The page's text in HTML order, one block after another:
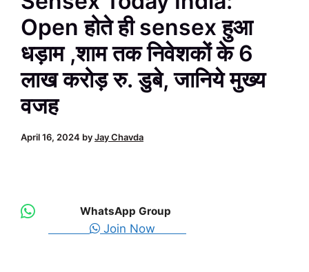
Open होते ही sensex हुआ
धड़ाम ,शाम तक निवेशकों के 6
लाख करोड़ रु. डुबे, जानिये मुख्य
वजह
April 16, 2024 byJay Chavda
WhatsApp Group
Join Now